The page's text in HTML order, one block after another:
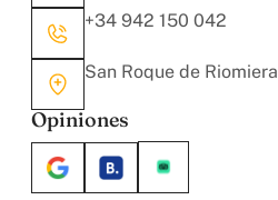
+34 942 150 042
San Roque de Riomiera
Opiniones